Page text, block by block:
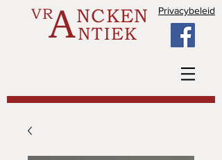
VRANTIEK
Privacybeleid
NCKEN